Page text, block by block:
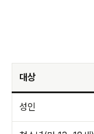
대상
성인